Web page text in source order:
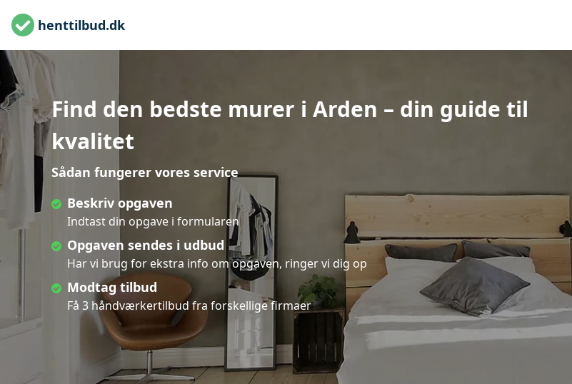
henttilbud.dk
Find den bedste murer i Arden – din guide til
kvalitet
Sådan fungerer vores service
Beskriv opgaven
Indtast din opgave i formularen
Opgaven sendes i udbud
Har vi brug for ekstra info om opgaven, ringer vi dig op
Modtag tilbud
Få 3 håndværkertilbud fra forskellige firmaer